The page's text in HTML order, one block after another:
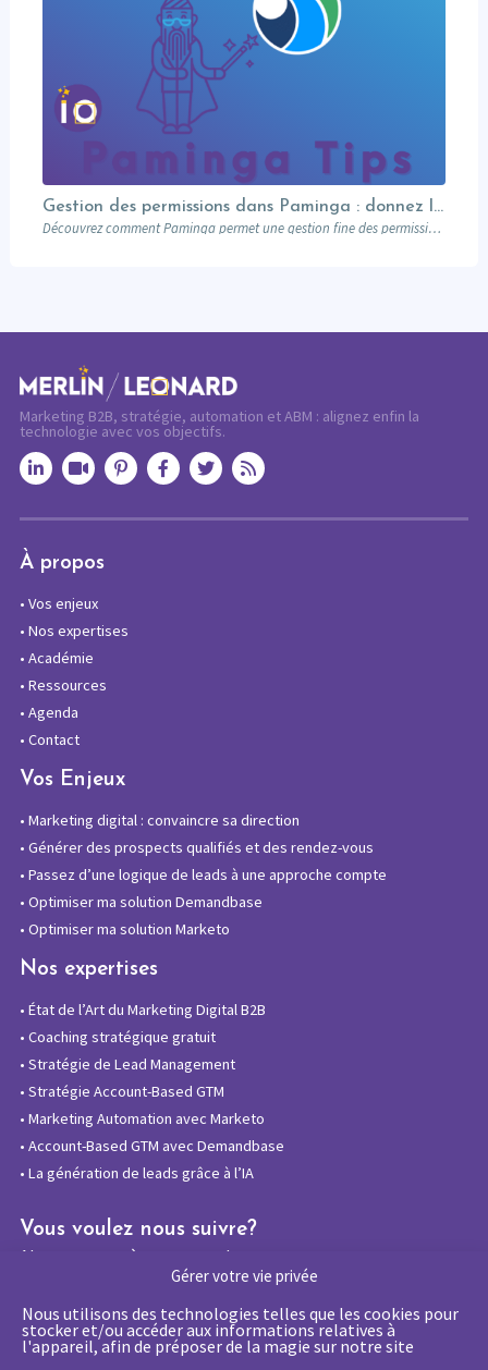
Gérer votre vie privée
Nous utilisons des technologies telles que les cookies pour
stocker et/ou accéder aux informations relatives à
l'appareil, afin de préposer de la magie sur notre site
Gestion des permissions dans Paminga : donnez les bons droits aux bonnes personnes
Découvrez comment Paminga permet une gestion fine des permissions : rôles, équipes, workspaces et contrôle au niveau des champs. Sécurisez votre marketing automation.
Marketing B2B, stratégie, automation et ABM : alignez enfin la
technologie avec vos objectifs.
À propos
• Vos enjeux
• Nos expertises
• Académie
• Ressources
• Agenda
• Contact
Vos Enjeux
• Marketing digital : convaincre sa direction
• Générer des prospects qualifiés et des rendez-vous
• Passez d’une logique de leads à une approche compte
• Optimiser ma solution Demandbase
• Optimiser ma solution Marketo
Nos expertises
• État de l’Art du Marketing Digital B2B
• Coaching stratégique gratuit
• Stratégie de Lead Management
• Stratégie Account-Based GTM
• Marketing Automation avec Marketo
• Account-Based GTM avec Demandbase
• La génération de leads grâce à l’IA
Vous voulez nous suivre?
Abonnez-vous à notre newsletter